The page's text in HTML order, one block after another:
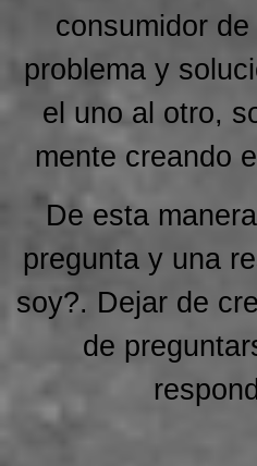
consumidor
problema y
el uno al otro,
mente creando
De esta
pregunta y una
soy?. Dejar de
de